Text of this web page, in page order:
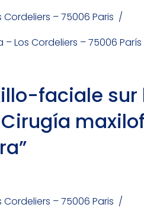
Cordeliers – 75006 Paris /
Los Cordeliers – 75006 París
faciale
Cordeliers – 75006 Paris /